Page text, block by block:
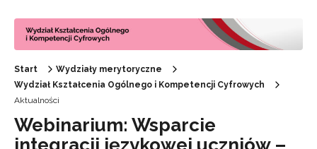
Start
Wydziały merytoryczne
Wydział Kształcenia Ogólnego i Kompetencji Cyfrowych
Aktualności
Webinarium: Wsparcie